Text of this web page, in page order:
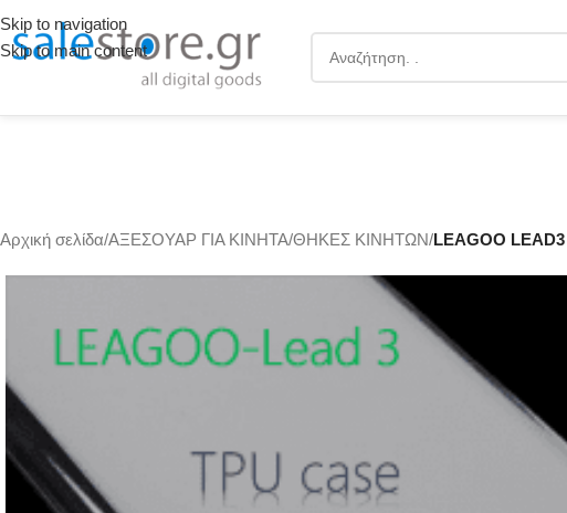
Skip to navigation
Skip to main content
Αρχική σελίδα/ΑΞΕΣΟΥΑΡ ΓΙΑ ΚΙΝΗΤΑ/ΘΗΚΕΣ ΚΙΝΗΤΩΝ/LEAGOO